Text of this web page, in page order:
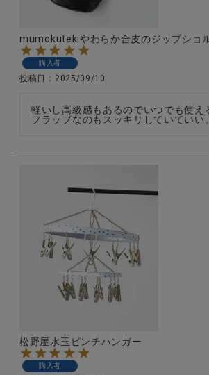
mumokutekiやわらか合皮のジップショ
購入者
投稿日 2025/09/10
軽いし高級感もあるのでいつでも使え
フラップなのもスッキリしていていい。
松野屋水玉ピンチハンガー
購入者